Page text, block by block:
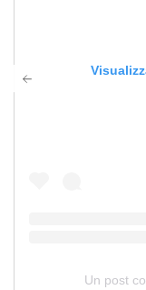
Un post